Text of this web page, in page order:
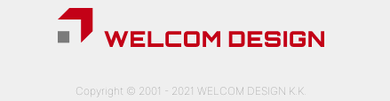
Copyright © 2001 - 2021 WELCOM DESIGN K.K.